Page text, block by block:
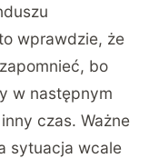
wprawdzie, że
bo
w następnym
czas. Ważne
sytuacja wcale